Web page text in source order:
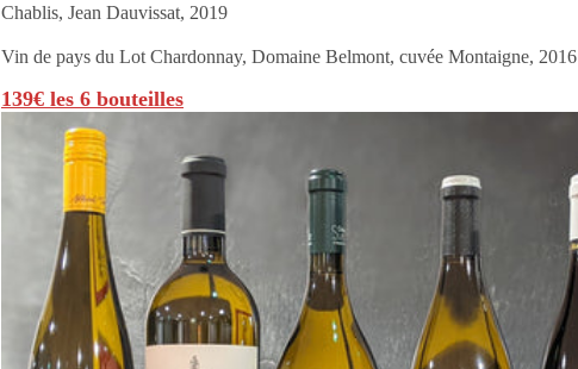
Chablis, Jean Dauvissat, 2019
Vin de pays du Lot Chardonnay, Domaine Belmont, cuvée Montaigne, 2016
139€ les 6 bouteilles